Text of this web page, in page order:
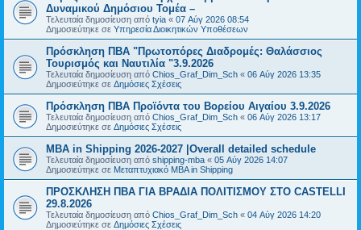
Δυναμικού Δημόσιου Τομέα –
Τελευταία δημοσίευση από tyia « 07 Αύγ 2026 08:54
Δημοσιεύτηκε σε Υπηρεσία Διοικητικών Υποθέσεων
Πρόσκληση ΠΒΑ "Πρωτοπόρες Διαδρομές: Θαλάσσιος
Τουρισμός και Ναυτιλία "3.9.2026
Τελευταία δημοσίευση από Chios_Graf_Dim_Sch « 06 Αύγ 2026 13:35
Δημοσιεύτηκε σε Δημόσιες Σχέσεις
Πρόσκληση ΠΒΑ Προϊόντα του Βορείου Αιγαίου 3.9.2026
Τελευταία δημοσίευση από Chios_Graf_Dim_Sch « 06 Αύγ 2026 13:17
Δημοσιεύτηκε σε Δημόσιες Σχέσεις
MBA in Shipping 2026-2027 |Overall detailed schedule
Τελευταία δημοσίευση από shipping-mba « 05 Αύγ 2026 14:07
Δημοσιεύτηκε σε Μεταπτυχιακό MBA in Shipping
ΠΡΟΣΚΛΗΣΗ ΠΒΑ ΓΙΑ ΒΡΑΔΙΑ ΠΟΛΙΤΙΣΜΟΥ ΣΤΟ CASTELLI
29.8.2026
Τελευταία δημοσίευση από Chios_Graf_Dim_Sch « 04 Αύγ 2026 14:20
Δημοσιεύτηκε σε Δημόσιες Σχέσεις